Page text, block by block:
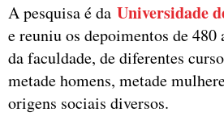
A pesquisa é da Universidade
e reuniu os depoimentos de 480
da faculdade, de diferentes
metade homens, metade
origens sociais diversos.